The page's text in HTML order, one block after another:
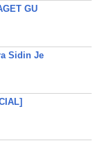
GU
Sidin Je